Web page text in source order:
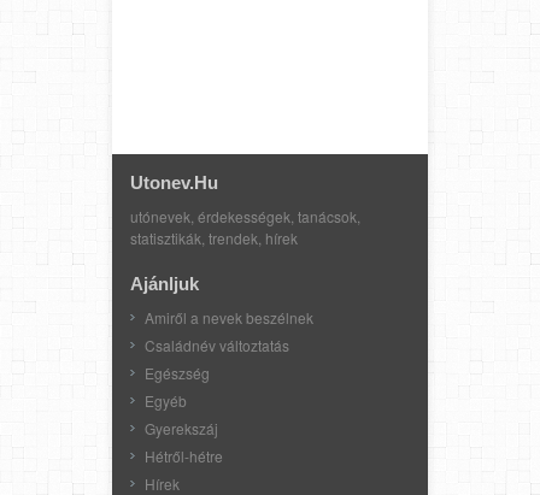
Utonev.hu
utónevek, érdekességek, tanácsok,
statisztikák, trendek, hírek
Ajánljuk
Amiről a nevek beszélnek
Családnév változtatás
Egészség
Egyéb
Gyerekszáj
Hétről-hétre
Hírek